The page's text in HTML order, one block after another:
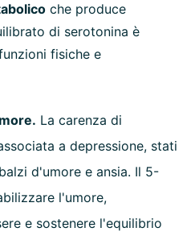
che produce
di serotonina è
fisiche e
La carenza di
a depressione, stati
d'umore e ansia. Il 5-
l'umore,
e sostenere l'equilibrio